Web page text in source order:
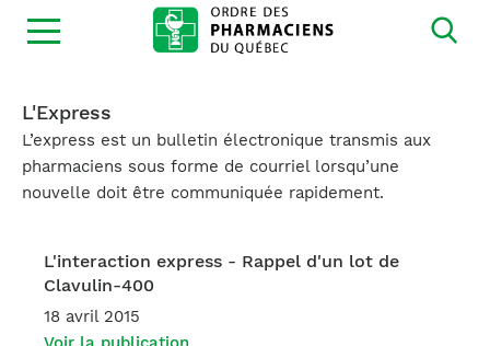
Ouvrir
la
L'Express
L’express est un bulletin électronique transmis aux
pharmaciens sous forme de courriel lorsqu’une
nouvelle doit être communiquée rapidement.
L'interaction express - Rappel d'un lot de
Clavulin-400
18 avril 2015